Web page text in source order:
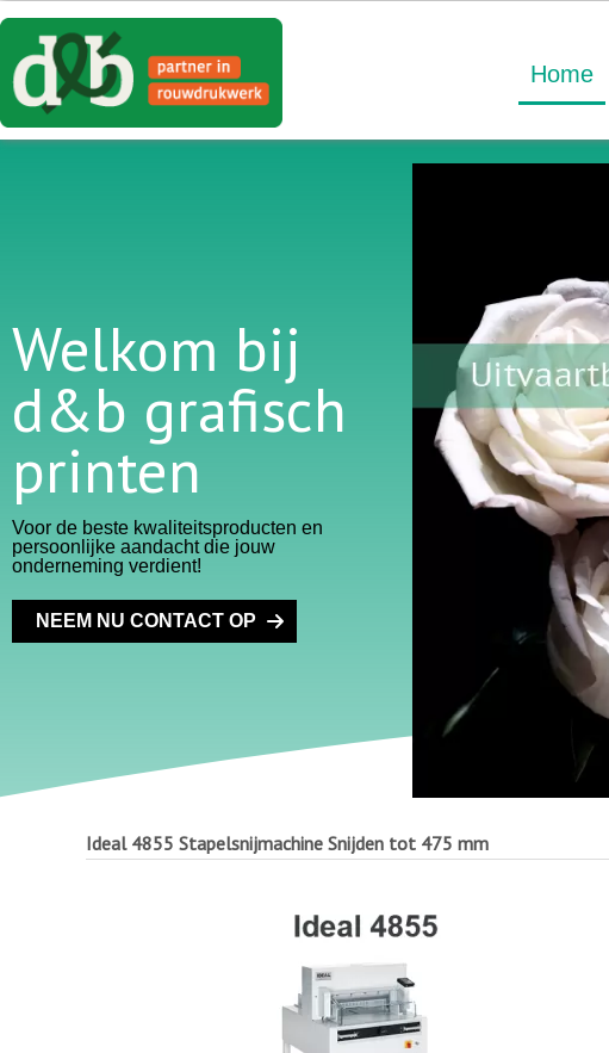
Home
Welkom bij
d&b grafisch
printen
Voor de beste kwaliteitsproducten en
persoonlijke aandacht die jouw
onderneming verdient!
NEEM NU CONTACT OP
Ideal 4855 Stapelsnijmachine Snijden tot 475 mm